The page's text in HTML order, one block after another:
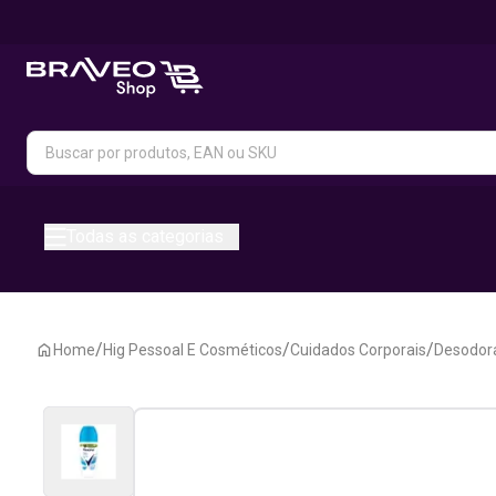
Home/Hig Pessoal E Cosméticos/Cuidados Corporais/